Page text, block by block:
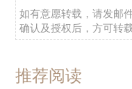
如有意愿转载，请发邮
确认及授权后，方可转载
推荐阅读